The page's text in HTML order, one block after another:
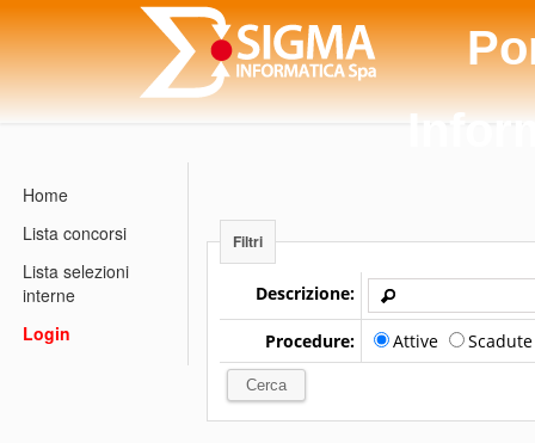
Home
Lista concorsi
Lista selezioni
interne
Login
Filtri
Descrizione:
Procedure: Attive